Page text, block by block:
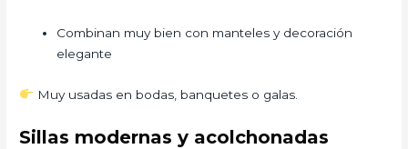
Combinan muy bien con manteles y decoración
elegante
Muy usadas en bodas, banquetes o galas.
Sillas modernas y acolchonadas